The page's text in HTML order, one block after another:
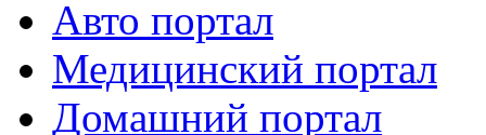
Авто портал
Медицинский портал
Домашний портал